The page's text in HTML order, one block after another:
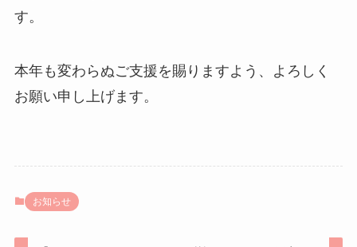
す。
本年も変わらぬご支援を賜りますよう、よろしく
お願い申し上げます。
お知らせ